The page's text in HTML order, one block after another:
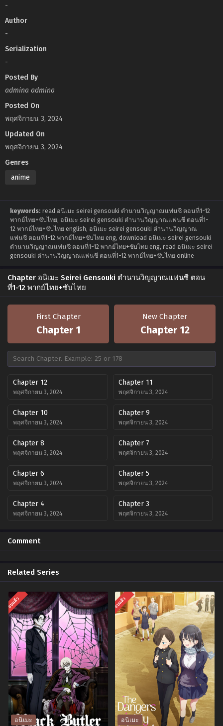
-
Author
-
Serialization
-
Posted By
admina admina
Posted On
พฤศจิกายน 3, 2024
Updated On
พฤศจิกายน 3, 2024
Genres
anime
keywords: read อนิเมะ seirei gensouki ตำนานวิญญาณแฟนซี ตอนที่1-12
พากย์ไทย+ซับไทย, อนิเมะ seirei gensouki ตำนานวิญญาณแฟนซี ตอนที่1-
12 พากย์ไทย+ซับไทย english, อนิเมะ seirei gensouki ตำนานวิญญาณ
แฟนซี ตอนที่1-12 พากย์ไทย+ซับไทย eng, download อนิเมะ seirei gensouki
ตำนานวิญญาณแฟนซี ตอนที่1-12 พากย์ไทย+ซับไทย eng, read อนิเมะ seirei
gensouki ตำนานวิญญาณแฟนซี ตอนที่1-12 พากย์ไทย+ซับไทย online
Chapter อนิเมะ Seirei Gensouki ตำนานวิญญาณแฟนซี ตอน
ที่1-12 พากย์ไทย+ซับไทย
First Chapter
Chapter 1
New Chapter
Chapter 12
Chapter 12
พฤศจิกายน 3, 2024
Chapter 11
พฤศจิกายน 3, 2024
Chapter 10
พฤศจิกายน 3, 2024
Chapter 9
พฤศจิกายน 3, 2024
Chapter 8
พฤศจิกายน 3, 2024
Chapter 7
พฤศจิกายน 3, 2024
Chapter 6
พฤศจิกายน 3, 2024
Chapter 5
พฤศจิกายน 3, 2024
Chapter 4
พฤศจิกายน 3, 2024
Chapter 3
พฤศจิกายน 3, 2024
พฤศจิกายน 3, 2024
Comment
Related Series
จบแล้ว
อนิเมะ
จบแล้ว
อนิเมะ